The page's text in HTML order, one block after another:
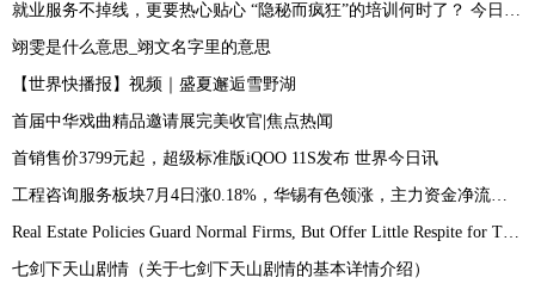
就业服务不掉线，更要热心贴心 “隐秘而疯狂”的培训何时了？ 今日快讯
翊雯是什么意思_翊文名字里的意思
【世界快播报】视频｜盛夏邂逅雪野湖
首届中华戏曲精品邀请展完美收官|焦点热闻
首销售价3799元起，超级标准版iQOO 11S发布 世界今日讯
工程咨询服务板块7月4日涨0.18%，华锡有色领涨，主力资金净流出8419.79万元
Real Estate Policies Guard Normal Firms, But Offer Little Respite for Troubled Ones|环球快播报
七剑下天山剧情（关于七剑下天山剧情的基本详情介绍）